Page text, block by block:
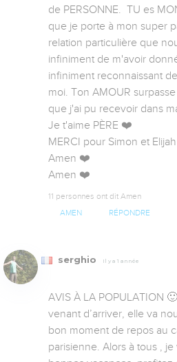
de PERSONNE.  TU es
que je porte à mon super
relation particulière que
infiniment de m'avoir
infiniment reconnaissant
moi. Ton AMOUR
que j'ai pu recevoir dans
Je t'aime PÈRE ❤️
MERCI pour Simon et
Amen ❤️
Amen ❤️
11 personnes ont dit Amen
AMEN RÉPONDRE
serghio Il y a 1 année
AVIS À LA POPULATION
venant d’arriver, elle va
bon moment de repos au
parisienne. Alors à tous ,